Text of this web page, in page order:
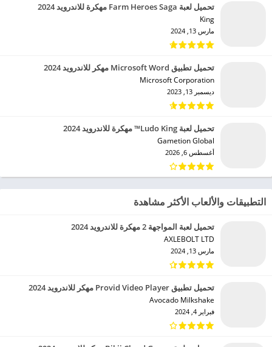
تحميل لعبة Farm Heroes Saga مهكرة للاندرويد 2024
King‏
مارس 13, 2024
تحميل تطبيق Microsoft Word مهكر للاندرويد 2024
Microsoft Corporation‏
ديسمبر 13, 2023
تحميل لعبة Ludo King™ مهكرة للاندرويد 2024
Gametion Global‏
أغسطس 6, 2026
التطبيقات والألعاب الأكثر مشاهدة
تحميل لعبة المواجهة 2 مهكرة للاندرويد 2024
AXLEBOLT LTD‏
مارس 13, 2024
تحميل تطبيق Provid Video Player مهكر للاندرويد 2024
Avocado Milkshake‏
فبراير 4, 2024